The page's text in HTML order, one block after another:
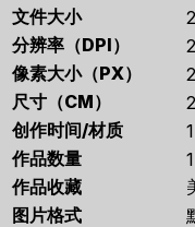
文件大小
分辨率（DPI）
像素大小（PX）
尺寸（CM）
创作时间/材质
1
作品数量
1
作品收藏
图片格式